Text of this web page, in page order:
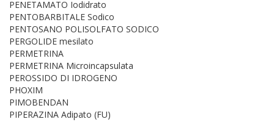
PENETAMATO Iodidrato
PENTOBARBITALE Sodico
PENTOSANO POLISOLFATO SODICO
PERGOLIDE mesilato
PERMETRINA
PERMETRINA Microincapsulata
PEROSSIDO DI IDROGENO
PHOXIM
PIMOBENDAN
PIPERAZINA Adipato (FU)